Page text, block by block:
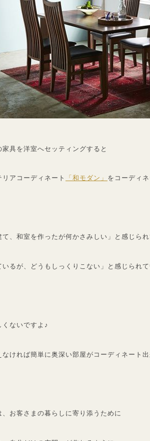
具を洋室へセッティングすると
アコーディネート 「和モダン」 をコーディ
て、和室を作ったが何かさみしい」と感じら
いるが、どうもしっくりこない」と感じられ
ないですよ♪
ければ簡単に奥深い部屋がコーディネート出
お客さまの暮らしに寄り添うために